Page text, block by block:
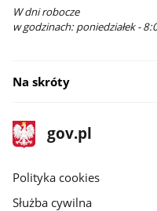
W dni robocze
w godzinach: poniedziałek -
Na skróty
stopka
gov.pl
Strona
gov.pl
gov.pl
Polityka cookies
Służba cywilna